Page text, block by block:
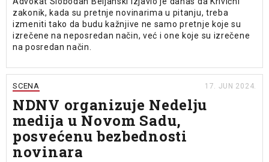
zakonik, kada su pretnje novinarima u pitanju, treba
izmeniti tako da budu kažnjive ne samo pretnje koje su
izrečene na neposredan način, već i one koje su izrečene
na posredan način.
SCENA 17. JUN 2024.
NDNV organizuje Nedelju
medija u Novom Sadu,
posvećenu bezbednosti
novinara